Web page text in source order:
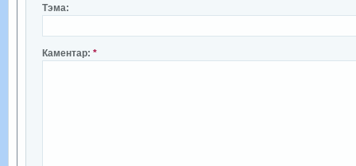
Тэма:
Каментар: *